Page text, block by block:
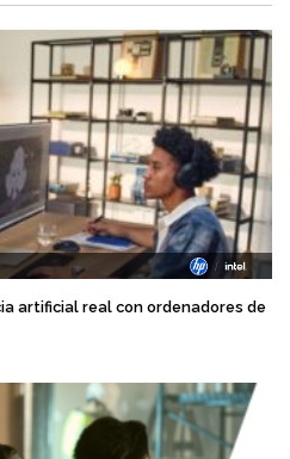
artificial real con ordenadores de